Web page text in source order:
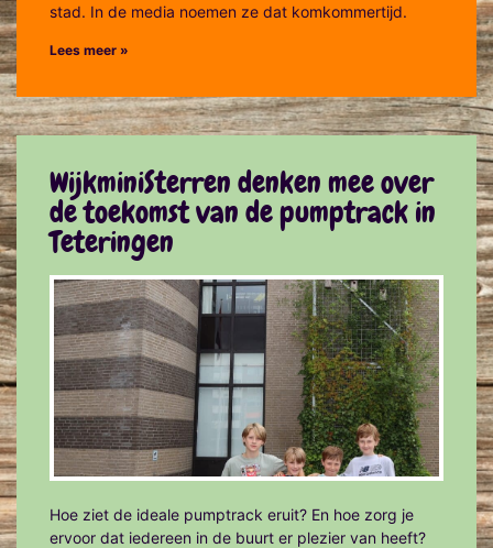
stad. In de media noemen ze dat komkommertijd.
Lees meer »
WijkminiSterren denken mee over
de toekomst van de pumptrack in
Teteringen
Hoe ziet de ideale pumptrack eruit? En hoe zorg je
ervoor dat iedereen in de buurt er plezier van heeft?